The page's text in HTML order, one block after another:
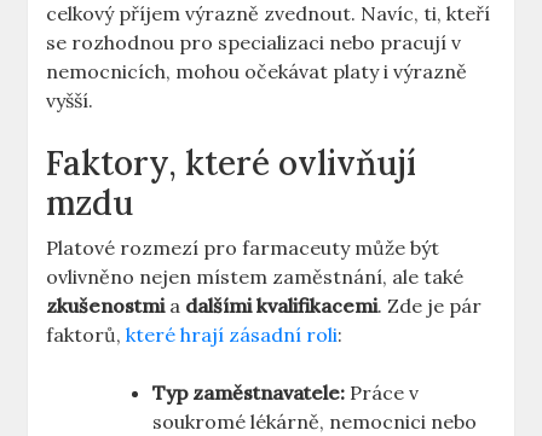
celkový příjem výrazně zvednout. Navíc, ti, kteří
se rozhodnou pro specializaci nebo pracují v
nemocnicích, mohou očekávat platy i výrazně
vyšší.
Faktory, které ovlivňují
mzdu
Platové rozmezí pro farmaceuty může být
ovlivněno nejen místem zaměstnání, ale také
zkušenostmia dalšími kvalifikacemi. Zde je pár
faktorů,které hrají zásadní roli:
Typ zaměstnavatele: Práce v
soukromé lékárně, nemocnici nebo